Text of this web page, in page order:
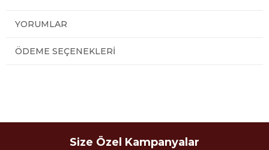
YORUMLAR
ÖDEME SEÇENEKLERI
Size Özel Kampanyalar